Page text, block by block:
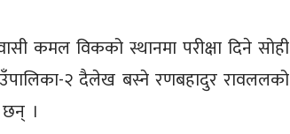
कमल विकको स्थानमा परीक्षा दिने सोही
२ दैलेख बस्ने रणबहादुर रावललको
छन् ।